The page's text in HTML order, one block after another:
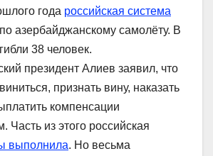
года российская система
по азербайджанскому самолёту. В
38 человек.
президент Алиев заявил, что
признать вину, наказать
компенсации
Часть из этого российская
выполнила. Но весьма